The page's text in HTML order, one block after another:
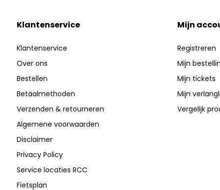
Klantenservice
Klantenservice
Over ons
Bestellen
Betaalmethoden
Verzenden & retourneren
Algemene voorwaarden
Disclaimer
Privacy Policy
Service locaties RCC
Fietsplan
Mijn
Registreren
Mijn
Mijn tickets
Mijn
Vergelijk